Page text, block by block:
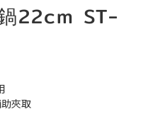
22cm ST-
夾取